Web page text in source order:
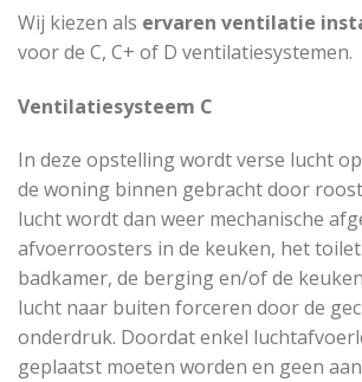
Wij kiezen als ervaren ventilatie
voor de C, C+ of D ventilatiesystemen.
Ventilatiesysteem C
In deze opstelling wordt verse lucht
de woning binnen gebracht door
lucht wordt dan weer mechanische
afvoerroosters in de keuken, het toilet
badkamer, de berging en/of de
lucht naar buiten forceren door de
onderdruk. Doordat enkel
geplaatst moeten worden en geen